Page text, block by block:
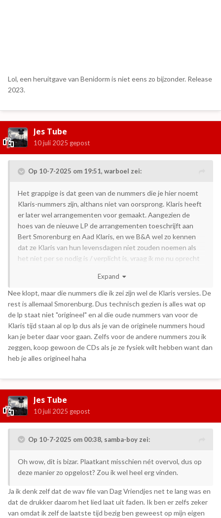
Lol, een heruitgave van Benidorm is niet eens zo bijzonder. Release
2023.
Jes Tube
10 juli 2025 gepost
Op 10-7-2025 om 19:51, warboel zei:
Het grappige is dat geen van de nummers die je hier noemt
Klaris-nummers zijn, althans niet van oorsprong. Klaris heeft
er later wel arrangementen voor gemaakt. Aangezien de
hoes van de nieuwe LP de arrangementen toeschrijft aan
Bert Smorenburg en Aad Klaris, en we B&A wel zo kennen
dat ze Klaris van hun levensdagen niet zouden noemen als
het niet per se nodig is / verplicht is, vraag ik me nu oprecht
van plan om hem daadwerkelijk aan te schaffen om dat uit te
vogelen, dat dan toch weer niet.
Expand
Nee klopt, maar die nummers die ik zei zijn wel de Klaris versies. De
rest is allemaal Smorenburg. Dus technisch gezien is alles wat op
de lp staat niet "origineel" en al die oude nummers van voor de
Klaris tijd staan al op lp dus als je van de originele nummers houd
kan je beter daar voor gaan. Zelfs voor de andere nummers zou ik
zeggen, koop gewoon de CDs als je ze fysiek wilt hebben want dan
heb je alles origineel haha
Jes Tube
10 juli 2025 gepost
Op 10-7-2025 om 00:38, samba-boy zei:
Oh wow, dit is bizar. Plaatkant misschien nét overvol, dus op
deze manier zo opgelost? Zou ik wel heel erg vinden.
Ja ik denk zelf dat de wav file van Dag Vriendjes net te lang was en
dat de drukker daarom het lied laat uit faden. Ik ben er zelfs zeker
van omdat ik zelf de laatste tijd bezig ben geweest op mijn eigen